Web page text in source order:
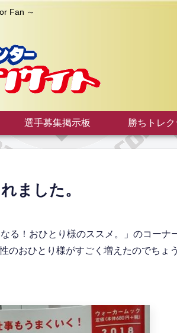
Fan ～
選手募集掲示板 勝ちトレ
ました。
る！おひとり様のススメ。」のコーナ
のおひとり様がすごく増えたのでちょ